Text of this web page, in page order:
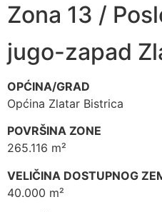
Zona 13 /
jugo-zapad
OPĆINA/GRAD
Općina Zlatar Bistrica
POVRŠINA ZONE
265.116 m²
VELIČINA DOSTUPNOG
40.000 m²